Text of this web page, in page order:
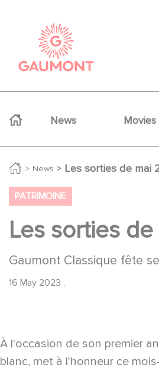
News Movies
News Les sorties de mai
PATRIMOINE
Les sorties
Gaumont Classique fête
16 May 2023 ,
À l'occasion de son premier
blanc, met à l'honneur ce